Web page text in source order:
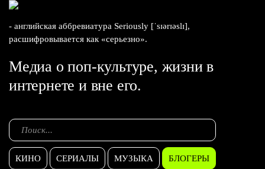
- английская аббревиатура Seriously [ˈsɪərɪəslɪ],
расшифровывается как «серьезно».
Медиа о поп-культуре, жизни в
интернете и вне его.
КИНО СЕРИАЛЫ МУЗЫКА БЛОГЕРЫ